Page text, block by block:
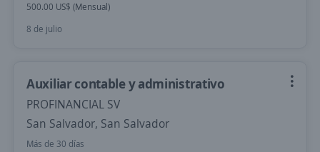
500.00 US$ (Mensual)
8 de julio
Auxiliar contable y administrativo
PROFINANCIAL SV
San Salvador, San Salvador
Más de 30 días